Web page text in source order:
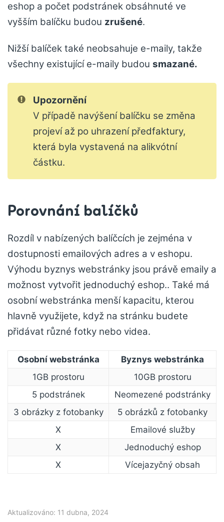
eshop a počet podstránek obsáhnuté ve
vyšším balíčku budou zrušené.
Nižší balíček také neobsahuje e-maily, takže
všechny existující e-maily budou smazané.
Upozornění
V případě navýšení balíčku se změna
projeví až po uhrazení předfaktury,
která byla vystavená na alikvótní
částku.
Porovnání balíčků
Rozdíl v nabízených balíčcích je zejména v
dostupnosti emailových adres a v eshopu.
Výhodu byznys webstránky jsou právě emaily a
možnost vytvořit jednoduchý eshop.. Také má
osobní webstránka menší kapacitu, kterou
hlavně využijete, když na stránku budete
přidávat různé fotky nebo videa.
Osobní webstránka
Byznys webstránka
1GB prostoru
10GB prostoru
5 podstránek
Neomezené podstránky
3 obrázky z fotobanky
5 obrázků z fotobanky
X
Emailové služby
X
Jednoduchý eshop
X
Vícejazyčný obsah
Aktualizováno: 11 dubna, 2024